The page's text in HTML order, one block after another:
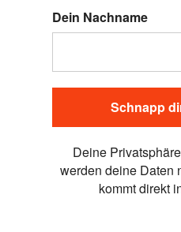
Dein Nachname
Schnapp
Deine
werden deine Daten
kommt direkt